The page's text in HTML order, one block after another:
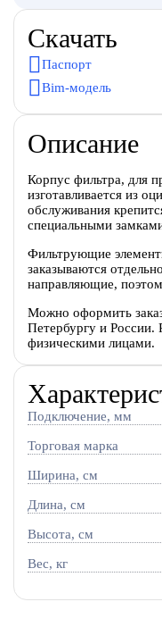
Скачать
Паспорт
Bim-модель
Описание
Корпус фильтра, для
изготавливается из
обслуживания
специальными
Фильтрующие
заказываются
направляющие,
Можно оформить
Петербургу и
физическими лицами.
Подключение, мм
Торговая марка
Ширина, см
Длина, см
Высота, см
Вес, кг